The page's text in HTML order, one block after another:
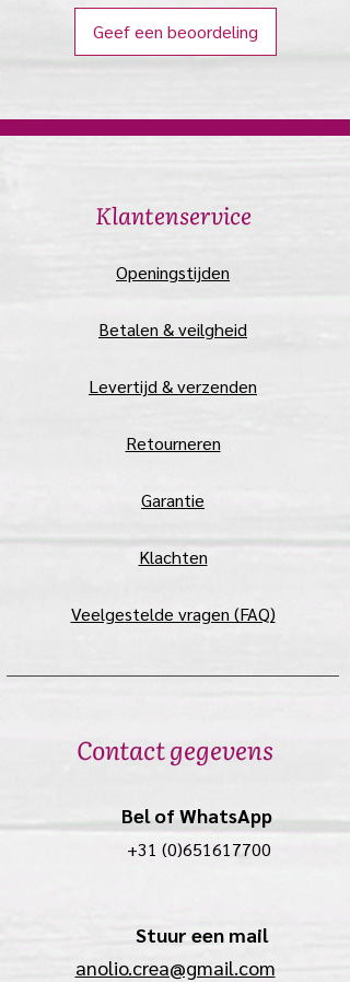
3) plak nu in een keer de jewl op de
juiste plaats en druk hem zachtjes
even aan.
Trek met een hand aan de jewel en
houd met de andere hand de huid
verwijderen.
Je kunt ze ook verwijderen door er
wat olie( olijfolie, jojoba) onder de
weg te halen. De bling is in dit geval
een extra lijmlaag.
Geef een beoordeling
​Klantenservice
​Openingstijden
Betalen & veilgheid
Levertijd & verzenden
Retourneren
Garantie
Klachten
Veelgestelde vragen (FAQ)
Contact gegevens
Bel of WhatsApp
+31 (0)651617700
Stuur een mail
anolio.crea@gmail.com